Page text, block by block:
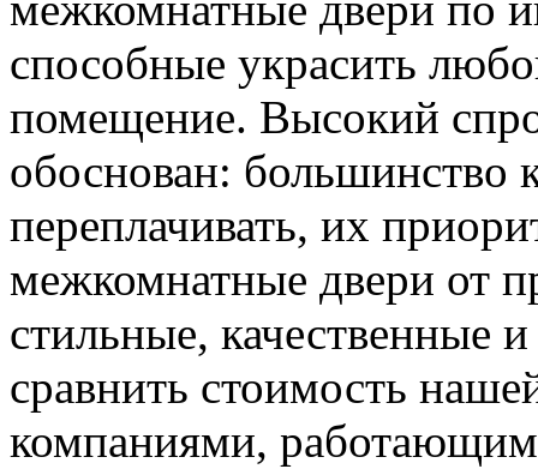
способные украсить
помещение. Высокий
обоснован: большинство
переплачивать, их
межкомнатные двери от
стильные, качественные
сравнить стоимость
компаниями,